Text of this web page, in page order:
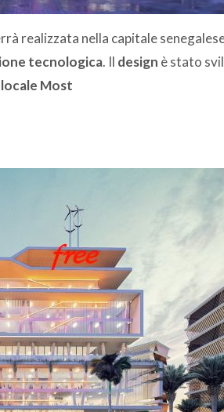
realizzata nella capitale
tecnologica. Il design è stato
Most